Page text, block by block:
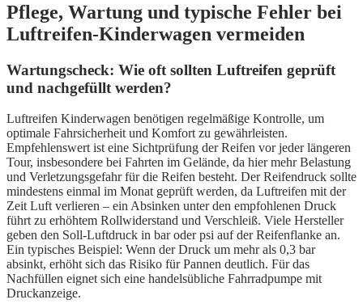
Pflege, Wartung und typische Fehler bei
Luftreifen-Kinderwagen vermeiden
Wartungscheck: Wie oft sollten Luftreifen geprüft
und nachgefüllt werden?
Luftreifen Kinderwagen benötigen regelmäßige Kontrolle, um
optimale Fahrsicherheit und Komfort zu gewährleisten.
Empfehlenswert ist eine Sichtprüfung der Reifen vor jeder längeren
Tour, insbesondere bei Fahrten im Gelände, da hier mehr Belastung
und Verletzungsgefahr für die Reifen besteht. Der Reifendruck sollte
mindestens einmal im Monat geprüft werden, da Luftreifen mit der
Zeit Luft verlieren – ein Absinken unter den empfohlenen Druck
führt zu erhöhtem Rollwiderstand und Verschleiß. Viele Hersteller
geben den Soll-Luftdruck in bar oder psi auf der Reifenflanke an.
Ein typisches Beispiel: Wenn der Druck um mehr als 0,3 bar
absinkt, erhöht sich das Risiko für Pannen deutlich. Für das
Nachfüllen eignet sich eine handelsübliche Fahrradpumpe mit
Druckanzeige.